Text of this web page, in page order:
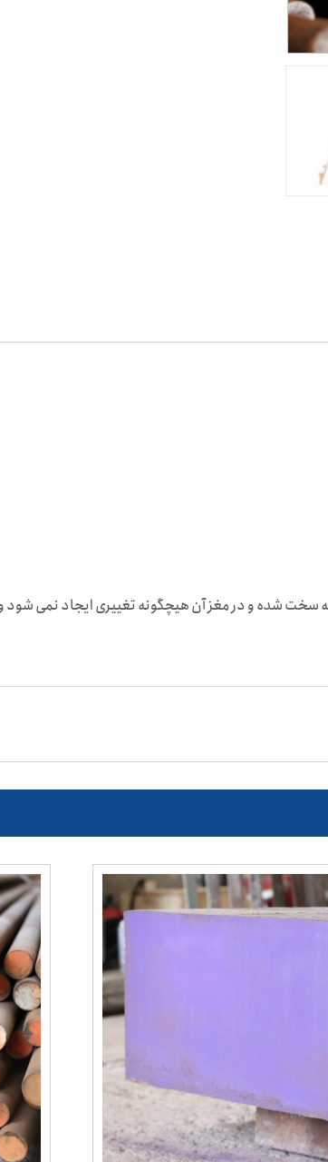
سخت شده و در مغز آن هیچگونه تغییری ایجاد نمی